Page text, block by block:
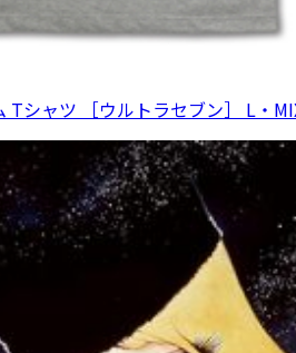
Tシャツ ［ウルトラセブン］ L・